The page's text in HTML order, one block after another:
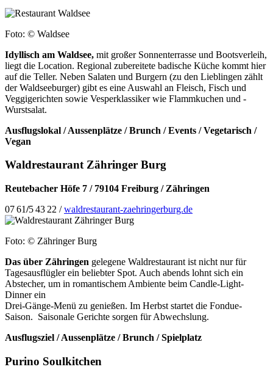
Foto: © Waldsee
Idyllisch am Waldsee, mit großer Sonnenterrasse und Bootsverleih,
liegt die Location. Regional zubereitete badische Küche kommt hier
auf die Teller. Neben Salaten und Burgern (zu den Lieblingen zählt
der Waldseeburger) gibt es eine Auswahl an Fleisch, Fisch und
Veggigerichten sowie Vesperklassiker wie Flammkuchen und -
Wurstsalat.
Ausflugslokal / Aussenplätze / Brunch / Events / Vegetarisch /
Vegan
Waldrestaurant Zähringer Burg
Reutebacher Höfe 7 / 79104 Freiburg / Zähringen
07 61/5 43 22 /waldrestaurant-zaehringerburg.de
Foto: © Zähringer Burg
Das über Zähringen gelegene Waldrestaurant ist nicht nur für
Tagesausflügler ein beliebter Spot. Auch abends lohnt sich ein
Abstecher, um in romantischem Ambiente beim Candle-Light-
Dinner ein
Drei-Gänge-Menü zu genießen. Im Herbst startet die Fondue-
Saison. Saisonale Gerichte sorgen für Abwechslung.
Ausflugsziel / Aussenplätze / Brunch / Spielplatz
Purino Soulkitchen